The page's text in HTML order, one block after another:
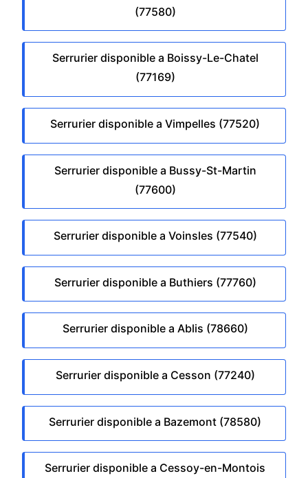
(77580)
Serrurier disponible a Boissy-Le-Chatel
(77169)
Serrurier disponible a Vimpelles (77520)
Serrurier disponible a Bussy-St-Martin
(77600)
Serrurier disponible a Voinsles (77540)
Serrurier disponible a Buthiers (77760)
Serrurier disponible a Ablis (78660)
Serrurier disponible a Cesson (77240)
Serrurier disponible a Bazemont (78580)
Serrurier disponible a Cessoy-en-Montois